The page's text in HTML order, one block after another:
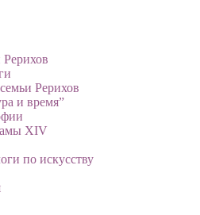
Рерихов
Рерихов
и время”
XIV
по искусству